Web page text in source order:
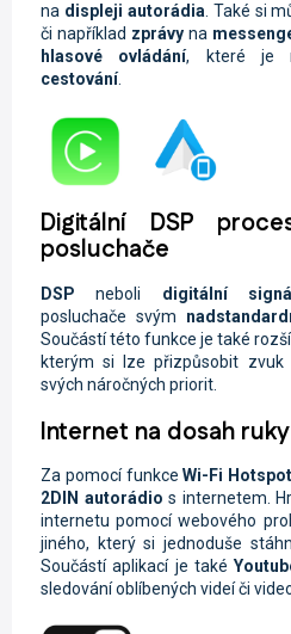
na displeji autorádia . Také si
či například zprávy na
hlasové ovládání, které je
cestování.
Digitální DSP
posluchače
DSP neboli digitální
posluchače svým
Součástí této funkce je také
kterým si lze přizpůsobit zvuk
svých náročných priorit.
Internet na dosah ruky
Za pomocí funkceWi-Fi Hotspot
2DIN autorádio s internetem.
internetu pomocí webového
jiného, který si jednoduše
Součástí aplikací je také
sledování oblíbených videí či